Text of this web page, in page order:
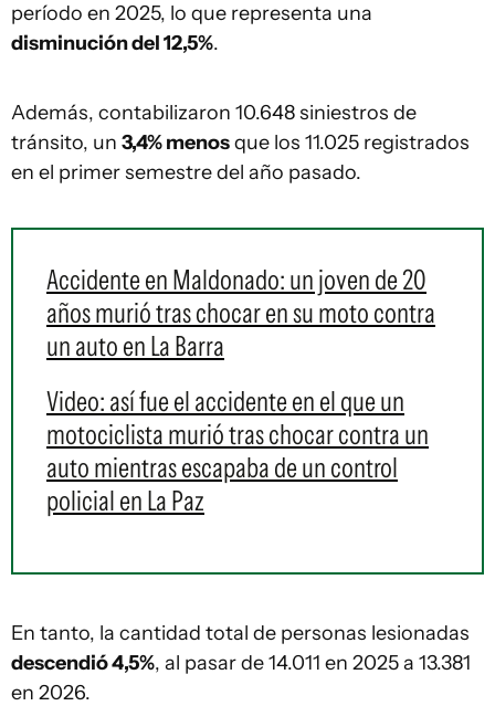
período en 2025, lo que representa una
disminución del 12,5%.
Además, contabilizaron 10.648 siniestros de
tránsito, un 3,4% menosque los 11.025 registrados
en el primer semestre del año pasado.
Accidente en Maldonado: un joven de 20
años murió tras chocar en su moto contra
un auto en La Barra
Video: así fue el accidente en el que un
motociclista murió tras chocar contra un
auto mientras escapaba de un control
policial en La Paz
En tanto, la cantidad total de personas lesionadas
descendió 4,5%, al pasar de 14.011 en 2025 a 13.381
en 2026.